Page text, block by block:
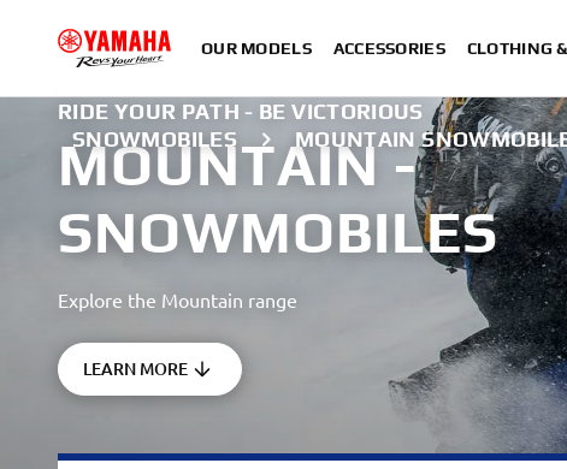
OUR MODELS ACCESSORIES CLOTHING
SNOWMOBILES MOUNTAIN
RIDE YOUR PATH - BE VICTORIOUS
MOUNTAIN -
SNOWMOBILES
Explore the Mountain range
LEARN MORE